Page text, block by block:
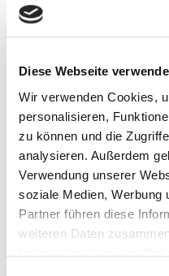
Diese Webseite
Wir verwenden Cookies,
personalisieren,
zu können und die
analysieren. Außerdem
Verwendung unserer
soziale Medien, Werbung
Partner führen diese
weiteren Daten
Work-Life-
Bei der ZUG haben Sie
Jahr plus freie Tage an
Stellen bei der ZUG
Und auch in der täglichen
an Flexibilität. Für
beispielsweise bis zu 20
genommen werden.
Ein attraktives